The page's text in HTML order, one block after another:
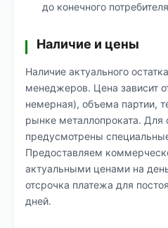
до конечного потребителя
Наличие и цены
Наличие актуального
менеджеров. Цена зависит
немерная), объема партии,
рынке металлопроката. Для
предусмотрены
Предоставляем
актуальными ценами на
отсрочка платежа для
дней.